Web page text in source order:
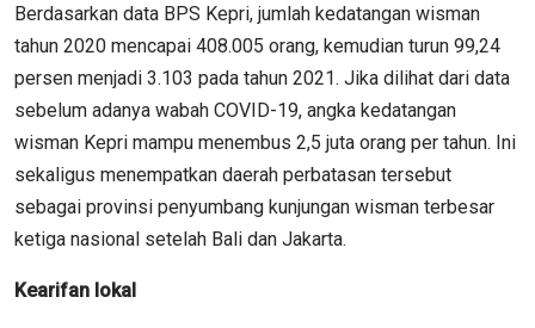
Berdasarkan data BPS Kepri, jumlah kedatangan wisman
tahun 2020 mencapai 408.005 orang, kemudian turun 99,24
persen menjadi 3.103 pada tahun 2021. Jika dilihat dari data
sebelum adanya wabah COVID-19, angka kedatangan
wisman Kepri mampu menembus 2,5 juta orang per tahun. Ini
sekaligus menempatkan daerah perbatasan tersebut
sebagai provinsi penyumbang kunjungan wisman terbesar
ketiga nasional setelah Bali dan Jakarta.
Kearifan lokal